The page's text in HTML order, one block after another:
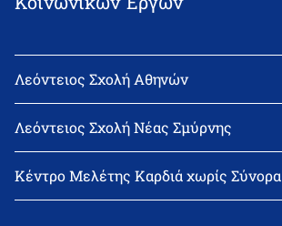
Λεόντειος Σχολή Αθηνών
email: l_leonin@leonteiosedu.gr
Λεόντειος Σχολή Νέας Σμύρνης
email: info@leonteiosns.gr
Κέντρο Μελέτης Καρδιά χωρίς Σύνορα